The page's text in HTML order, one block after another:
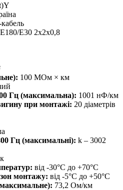
E30 2х2х0,8
100 МОм × км
Гц (максимальна): 1001 нФ/км
при монтажі: 20 діаметрів
Гц (максимальні): k – 3002
від -30°C до +70°C
монтажу: від -5°C до +50°C
73,2 Ом/км